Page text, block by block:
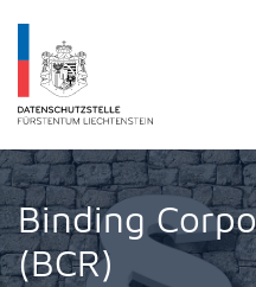
Datenschutzstelle
Binding
(BCR)